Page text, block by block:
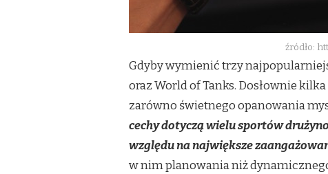
źródło:
Gdyby wymienić trzy
oraz World of Tanks. Dosłownie
zarówno świetnego opanowania
cechy dotyczą wielu sportów
względu na największe
w nim planowania niż